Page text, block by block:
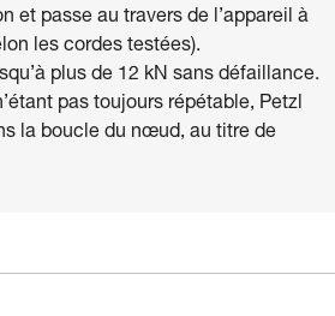
et passe au travers de l’appareil à
les cordes testées).
plus de 12 kN sans défaillance.
pas toujours répétable, Petzl
la boucle du nœud, au titre de